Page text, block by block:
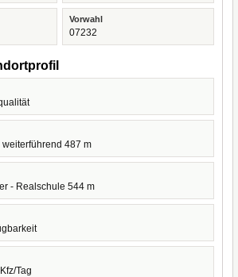
Vorwahl
07232
487 m
- Realschule 544 m
Tag